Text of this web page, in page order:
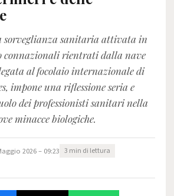
sorveglianza sanitaria attivata in
rientrati dalla nave
al focolaio internazionale di
impone una riflessione seria e
dei professionisti sanitari nella
minacce biologiche.
2026 – 09:23 3 min di lettura